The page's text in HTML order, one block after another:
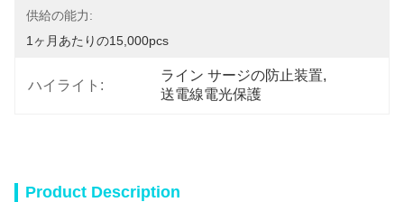
供給の能力:
1ヶ月あたりの15,000pcs
ハイライト:
ライン サージの防止装置,
送電線電光保護
Product Description